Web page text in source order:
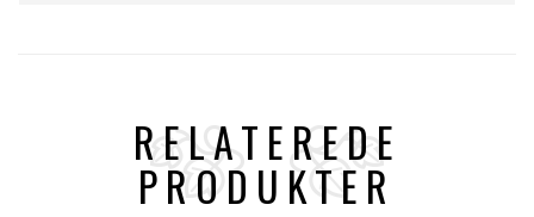
RELATEREDE
PRODUKTER